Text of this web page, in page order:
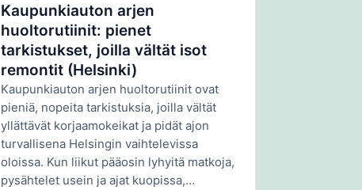
Kaupunkiauton arjen
huoltorutiinit: pienet
tarkistukset, joilla vältät isot
remontit (Helsinki)
Kaupunkiauton arjen huoltorutiinit ovat
pieniä, nopeita tarkistuksia, joilla vältät
yllättävät korjaamokeikat ja pidät ajon
turvallisena Helsingin vaihtelevissa
oloissa. Kun liikut pääosin lyhyitä matkoja,
pysähtelet usein ja ajat kuopissa,…